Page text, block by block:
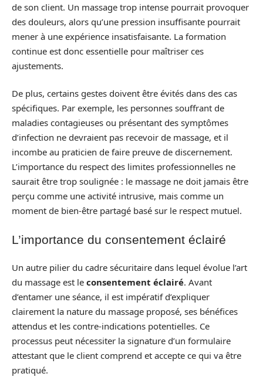
de son client. Un massage trop intense pourrait provoquer
des douleurs, alors qu’une pression insuffisante pourrait
mener à une expérience insatisfaisante. La formation
continue est donc essentielle pour maîtriser ces
ajustements.
De plus, certains gestes doivent être évités dans des cas
spécifiques. Par exemple, les personnes souffrant de
maladies contagieuses ou présentant des symptômes
d’infection ne devraient pas recevoir de massage, et il
incombe au praticien de faire preuve de discernement.
L’importance du respect des limites professionnelles ne
saurait être trop soulignée : le massage ne doit jamais être
perçu comme une activité intrusive, mais comme un
moment de bien-être partagé basé sur le respect mutuel.
L’importance du consentement éclairé
Un autre pilier du cadre sécuritaire dans lequel évolue l’art
du massage est le consentement éclairé. Avant
d’entamer une séance, il est impératif d’expliquer
clairement la nature du massage proposé, ses bénéfices
attendus et les contre-indications potentielles. Ce
processus peut nécessiter la signature d’un formulaire
attestant que le client comprend et accepte ce qui va être
pratiqué.